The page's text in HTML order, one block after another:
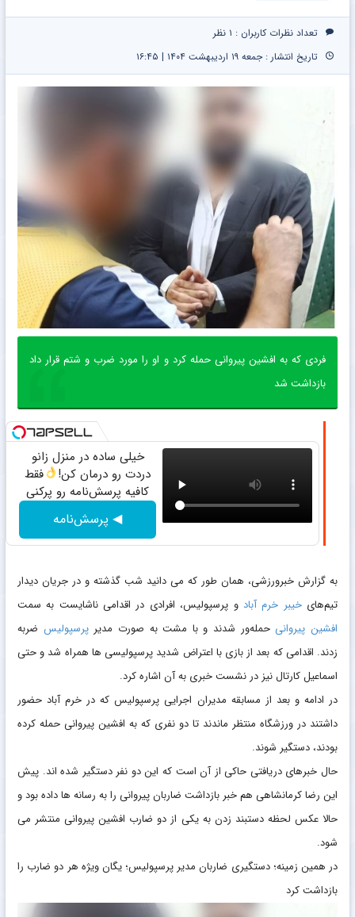
رایگان
تعداد نظرات کاربران : ۱ نظر
تاریخ انتشار : جمعه ۱۹ اردیبهشت ۱۴۰۴ | ۱۶:۴۵
فردی که به افشین پیروانی حمله کرد و او را مورد ضرب و شتم قرار داد
بازداشت شد
خیلی ساده در منزل زانو
دردت رو درمان کن!
فقط
کافیه پرسش‌نامه رو پرکنی
◀ پرسش‌نامه
به گزارش خبرورزشی، همان طور که می دانید شب گذشته و در جریان دیدار
تیم‌هایخیبر خرم آباد و پرسپولیس، افرادی در اقدامی ناشایست به سمت
افشین پیروانی حمله‌ور شدند و با مشت به صورت مدیرپرسپولیس ضربه
زدند. اقدامی که بعد از بازی با اعتراض شدید پرسپولیسی ها همراه شد و حتی
اسماعیل کارتال نیز در نشست خبری به آن اشاره کرد.
در ادامه و بعد از مسابقه مدیران اجرایی پرسپولیس که در خرم آباد حضور
داشتند در ورزشگاه منتظر ماندند تا دو نفری که به افشین پیروانی حمله کرده
بودند، دستگیر شوند.
حال خبرهای دریافتی حاکی از آن است که این دو نفر دستگیر شده اند. پیش
این رضا کرمانشاهی هم خبر بازداشت ضاربان پیروانی را به رسانه ها داده بود و
حالا عکس لحظه دستبند زدن به یکی از دو ضارب افشین پیروانی منتشر می
شود.
در همین زمینه؛ دستگیری ضاربان مدیر پرسپولیس؛ یگان ویژه هر دو ضارب را
بازداشت کرد